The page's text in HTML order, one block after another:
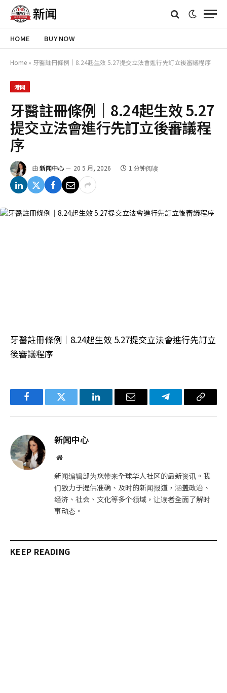
HOME BUY NOW
Home » 牙醫註冊條例｜8.24起生效 5.27提交立法會進行先訂立後審議程序
港聞
牙醫註冊條例｜8.24起生效 5.27
提交立法會進行先訂立後審議程
序
由 新闻中心 20 5 月, 2026 1 分钟阅读
牙醫註冊條例｜8.24起生效 5.27提交立法會進行先訂立
後審議程序
FacebookTwitter LinkedIn电
Telegram复
新闻中心
网
新闻编辑部为您带来全球华人社区的最新资讯。我
们致力于提供准确、及时的新闻报道，涵盖政治、
经济、社会、文化等多个领域，让读者全面了解时
事动态。
KEEP READING